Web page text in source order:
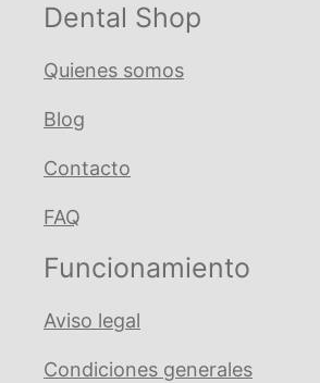
Dental Shop
Quienes somos
Blog
Contacto
FAQ
Funcionamiento
Aviso legal
Condiciones generales